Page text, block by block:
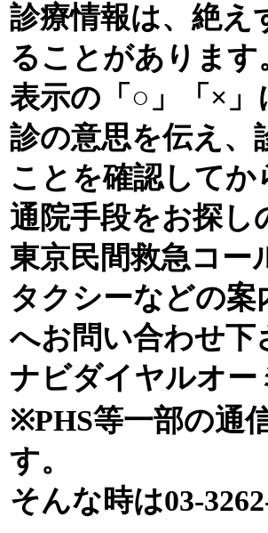
診療情報は、絶え
ることがあります
表示の「○」「×
診の意思を伝え、
ことを確認して
通院手段をお探し
東京民間救急コー
タクシーなどの
へお問い合わせ下
ナビダイヤルオー
※PHS等一部の通
す。
そんな時は03-